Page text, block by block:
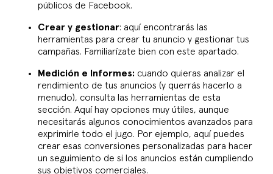
públicos de Facebook.
Crear y gestionar: aquí encontrarás las
herramientas para crear tu anuncio y gestionar tus
campañas. Familiarízate bien con este apartado.
Medición e Informes: cuando quieras analizar el
rendimiento de tus anuncios (y querrás hacerlo a
menudo), consulta las herramientas de esta
sección. Aquí hay opciones muy útiles, aunque
necesitarás algunos conocimientos avanzados para
exprimirle todo el jugo. Por ejemplo, aquí puedes
crear esas conversiones personalizadas para hacer
un seguimiento de si los anuncios están cumpliendo
sus objetivos comerciales.